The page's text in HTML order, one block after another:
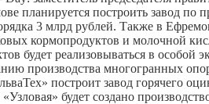
планируется построить завод по
3 млрд рублей. Также в
кормопродуктов и молочной
будет реализовываться в
производства многогранных
построит завод горячего
будет создано